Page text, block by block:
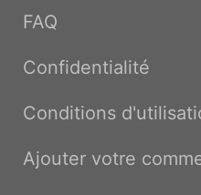
FAQ
Confidentialité
Conditions
Ajouter votre